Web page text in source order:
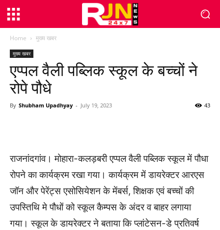
Home मुख्य खबर
मुख्य खबर
एप्पल वैली पब्लिक स्कूल के बच्चों ने
रोपे पौधे
By Shubham Upadhyay - July 19, 2023 43
राजनांदगांव। मोहारा-कलड़बरी एप्पल वैली पब्लिक स्कूल में पौधा
रोपने का कार्यक्रम रखा गया। कार्यक्रम में डायरेक्टर आरएस
जॉन और पेरेंट्स एसोसियेशन के मेंबर्स, शिक्षक एवं बच्चों की
उपस्तिथि मे पौधों को स्कूल कैम्पस के अंदर व बाहर लगाया
गया। स्कूल के डायरेक्टर ने बताया कि प्लांटेसन-डे प्रतिवर्ष